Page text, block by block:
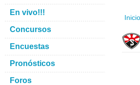
Inicio
En vivo!!!
Concursos
Encuestas
Pronósticos
Foros